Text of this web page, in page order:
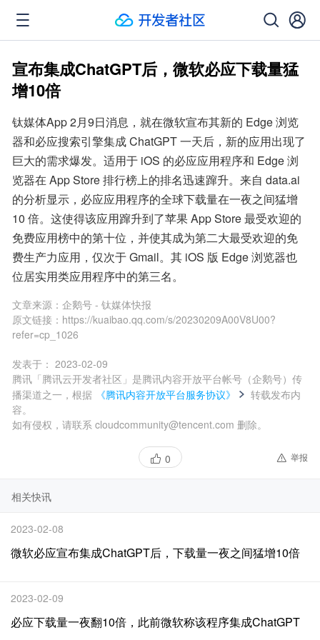
宣布集成ChatGPT后，微软必应下载量猛
增10倍
钛媒体App 2月9日消息，就在微软宣布其新的 Edge 浏览
器和必应搜索引擎集成 ChatGPT 一天后，新的应用出现了
巨大的需求爆发。适用于 iOS 的必应应用程序和 Edge 浏
览器在 App Store 排行榜上的排名迅速蹿升。来自 data.ai
的分析显示，必应应用程序的全球下载量在一夜之间猛增
10 倍。这使得该应用蹿升到了苹果 App Store 最受欢迎的
免费应用榜中的第十位，并使其成为第二大最受欢迎的免
费生产力应用，仅次于 Gmail。其 iOS 版 Edge 浏览器也
位居实用类应用程序中的第三名。
文章来源： 企鹅号 - 钛媒体快报
原文链接： https://kuaibao.qq.com/s/20230209A00V8U00?
refer=cp_1026
发表于： 2023-02-09
腾讯「腾讯云开发者社区」是腾讯内容开放平台帐号（企鹅号）传
播渠道之一，根据
《腾讯内容开放平台服务协议》
转载发布内
容。
如有侵权，请联系 cloudcommunity@tencent.com 删除。
0 举报
相关快讯
2023-02-08
微软必应宣布集成ChatGPT后，下载量一夜之间猛增10倍
2023-02-09
必应下载量一夜翻10倍，此前微软称该程序集成ChatGPT